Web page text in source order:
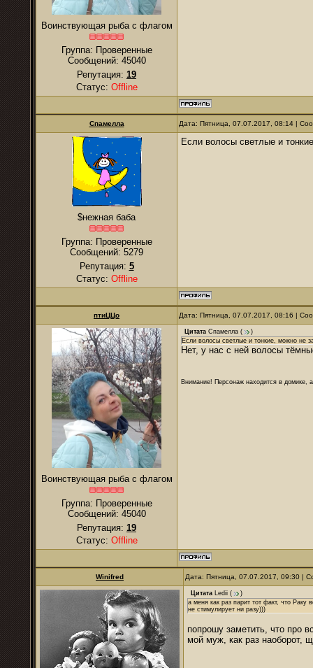
Воинствующая рыба с флагом
Группа: Проверенные
Сообщений: 45040
Репутация: 19
Статус: Offline
Спамелла Дата: Пятница, 07.07.2017, 08:14 |
$нежная баба
Группа: Проверенные
Сообщений: 5279
Репутация: 5
Статус: Offline
Если волосы светлые и
птиЦЦо Дата: Пятница, 07.07.2017, 08:16 |
Воинствующая рыба с флагом
Группа: Проверенные
Сообщений: 45040
Репутация: 19
Статус: Offline
Цитата Спамелла (
)
Если волосы светлые и тонкие, можно не
Нет, у нас с ней волосы
Внимание! Персонаж находится в домике,
Winifred Дата: Пятница, 07.07.2017, 09:30 |
Цитата Ledii (
)
а меня как раз парит тот факт, что Раку
не стимулирует ни разу)))
попрошу заметить, что про
мой муж, как раз наоборот,